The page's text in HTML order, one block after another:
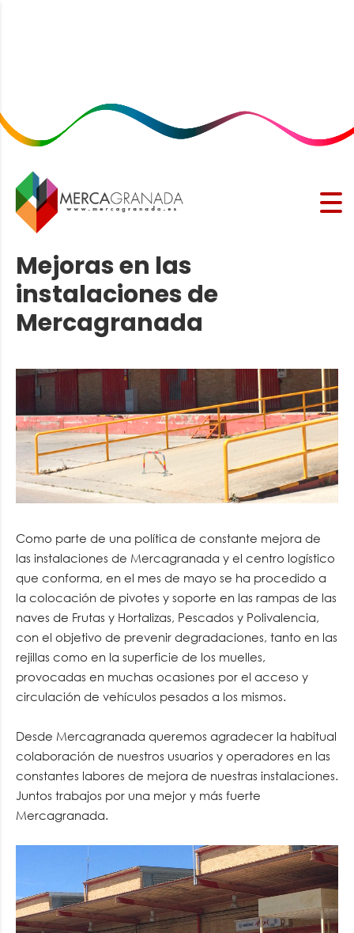
Mejoras en las
instalaciones de
Mercagranada
Como parte de una política de constante mejora de
las instalaciones de Mercagranada y el centro logístico
que conforma, en el mes de mayo se ha procedido a
la colocación de pivotes y soporte en las rampas de las
naves de Frutas y Hortalizas, Pescados y Polivalencia,
con el objetivo de prevenir degradaciones, tanto en las
rejillas como en la superficie de los muelles,
provocadas en muchas ocasiones por el acceso y
circulación de vehículos pesados a los mismos.
Desde Mercagranada queremos agradecer la habitual
colaboración de nuestros usuarios y operadores en las
constantes labores de mejora de nuestras instalaciones.
Juntos trabajos por una mejor y más fuerte
Mercagranada.